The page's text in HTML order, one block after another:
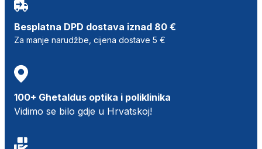
Besplatna DPD dostava iznad 80 €
Za manje narudžbe, cijena dostave 5 €
100+ Ghetaldus optika i poliklinika
Vidimo se bilo gdje u Hrvatskoj!